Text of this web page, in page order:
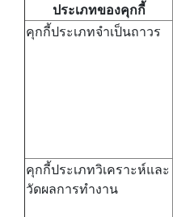
ประเภทของคุกกี้
คุกกี้ประเภทจำเป็นถาวร
คุกกี้ประเภทวิเคราะห์และ
วัดผลการทำงาน